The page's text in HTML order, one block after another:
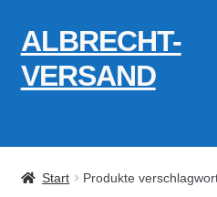
Zur
Navigation
springen
Zum
Inhalt
springen
ALBRECHT-
VERSAND
Zahlungsarten
Start Produkte